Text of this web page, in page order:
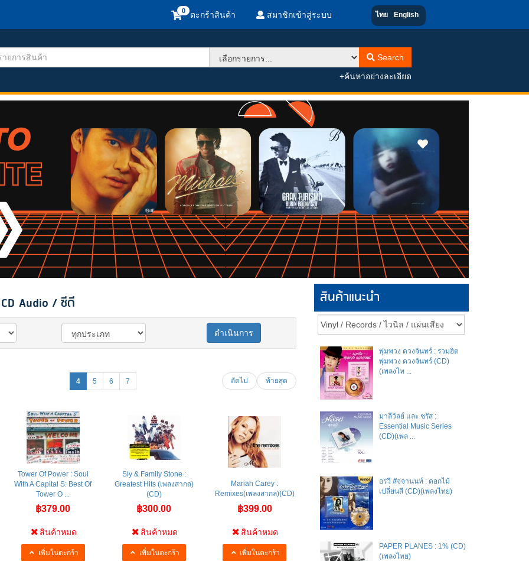
ตะกร้าสินค้า สมาชิกเข้าสู่ระบบ ไทย English
Search
+ค้นหาอย่างละเอียด
Audio / ซีดี
ดำเนินการ
4 5 6 7 ถัดไป ท้ายสุด
Tower Of Power : Soul
With A Capital S: Best Of
Tower O ...
฿379.00
สินค้าหมด
เพิ่มในตะกร้า
Sly & Family Stone :
Greatest Hits (เพลงสากล)
(CD)
฿300.00
สินค้าหมด
เพิ่มในตะกร้า
Mariah Carey :
Remixes(เพลงสากล)(CD)
฿399.00
สินค้าหมด
เพิ่มในตะกร้า
สินค้าแนะนำ
พุ่มพวง ดวงจันทร์ : รวมฮิต
พุ่มพวง ดวงจันทร์ (CD)
(เพลงไท ...
มาลีวัลย์​ และ​ ชรัส​ :
Essential Music Series
(CD)(เพล ...
อรวี สัจจานนท์ : ดอกไม้
เปลี่ยนสี (CD)(เพลงไทย)
PAPER PLANES : 1% (CD)
(เพลงไทย)